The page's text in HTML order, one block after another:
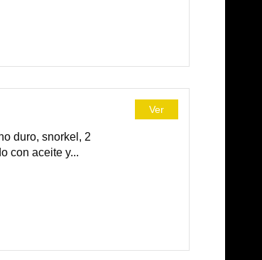
duro, snorkel, 2
con aceite y...
Ver